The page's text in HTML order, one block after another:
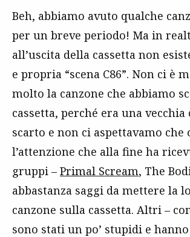
Beh, abbiamo avuto qualche
per un breve periodo! Ma in
all’uscita della cassetta non
e propria “scena C86”. Non ci è
molto la canzone che abbiamo
cassetta, perché era una vecchia
scarto e non ci aspettavamo che
l’attenzione che alla fine ha
gruppi – Primal Scream, The
abbastanza saggi da mettere la
canzone sulla cassetta. Altri –
sono stati un po’ stupidi e